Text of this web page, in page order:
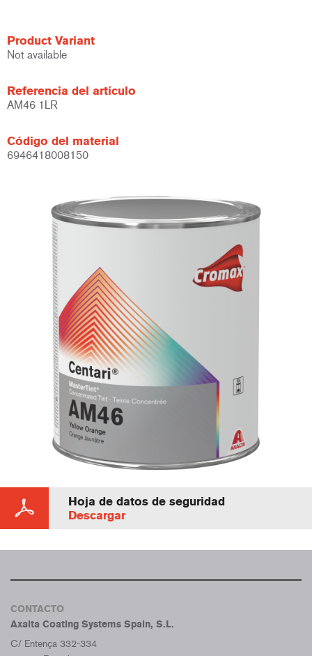
Product Variant
Not available
Referencia del artículo
AM46 1LR
Código del material
6946418008150
Hoja de datos de seguridad
Descargar
CONTACTO
Axalta Coating Systems Spain, S.L.
C/ Entença 332-334